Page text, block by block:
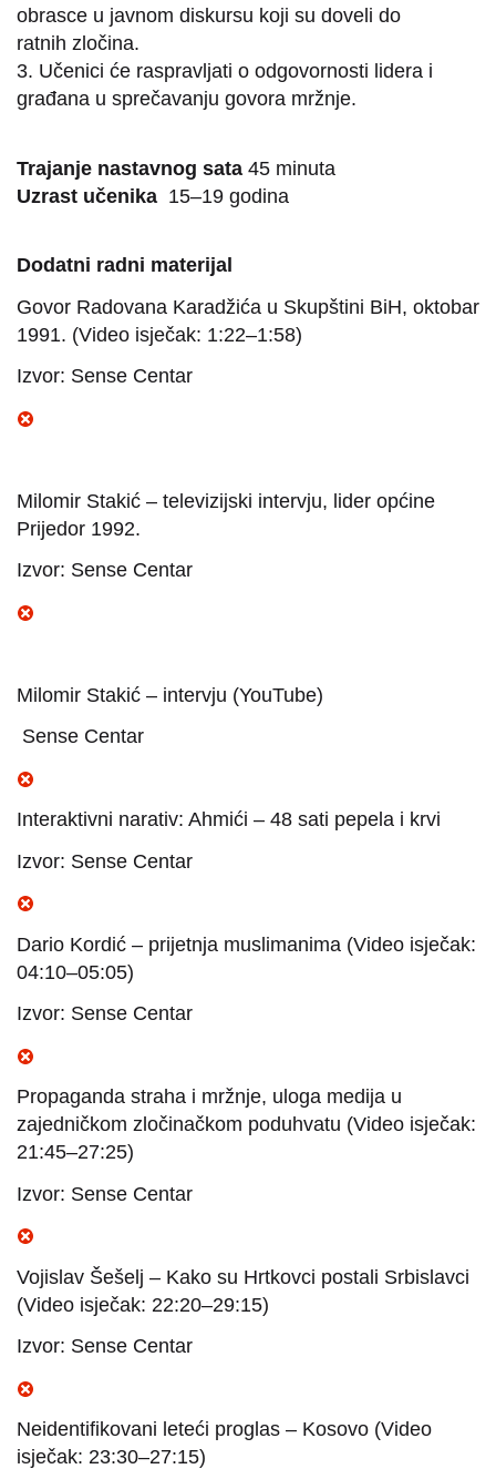
obrasce u javnom diskursu koji su doveli do
ratnih zločina.
3. Učenici će raspravljati o odgovornosti lidera i
građana u sprečavanju govora mržnje.
Trajanje nastavnog sata 45 minuta
Uzrast učenika 15–19 godina
Dodatni radni materijal
Govor Radovana Karadžića u Skupštini BiH, oktobar
1991. (Video isječak: 1:22–1:58)
Izvor: Sense Centar
Milomir Stakić – televizijski intervju, lider općine
Prijedor 1992.
Izvor: Sense Centar
Milomir Stakić – intervju (YouTube)
Sense Centar
Interaktivni narativ: Ahmići – 48 sati pepela i krvi
Izvor: Sense Centar
Dario Kordić – prijetnja muslimanima (Video isječak:
04:10–05:05)
Izvor: Sense Centar
Propaganda straha i mržnje, uloga medija u
zajedničkom zločinačkom poduhvatu (Video isječak:
21:45–27:25)
Izvor: Sense Centar
Vojislav Šešelj – Kako su Hrtkovci postali Srbislavci
(Video isječak: 22:20–29:15)
Izvor: Sense Centar
Neidentifikovani leteći proglas – Kosovo (Video
isječak: 23:30–27:15)